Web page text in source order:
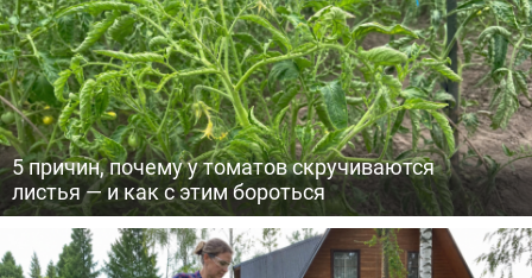
5 причин, почему у томатов скручиваются
листья — и как с этим бороться